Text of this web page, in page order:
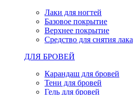
Лаки для ногтей
Базовое покрытие
Верхнее покрытие
Средство для снятия лака
ДЛЯ БРОВЕЙ
Карандаш для бровей
Тени для бровей
Гель для бровей